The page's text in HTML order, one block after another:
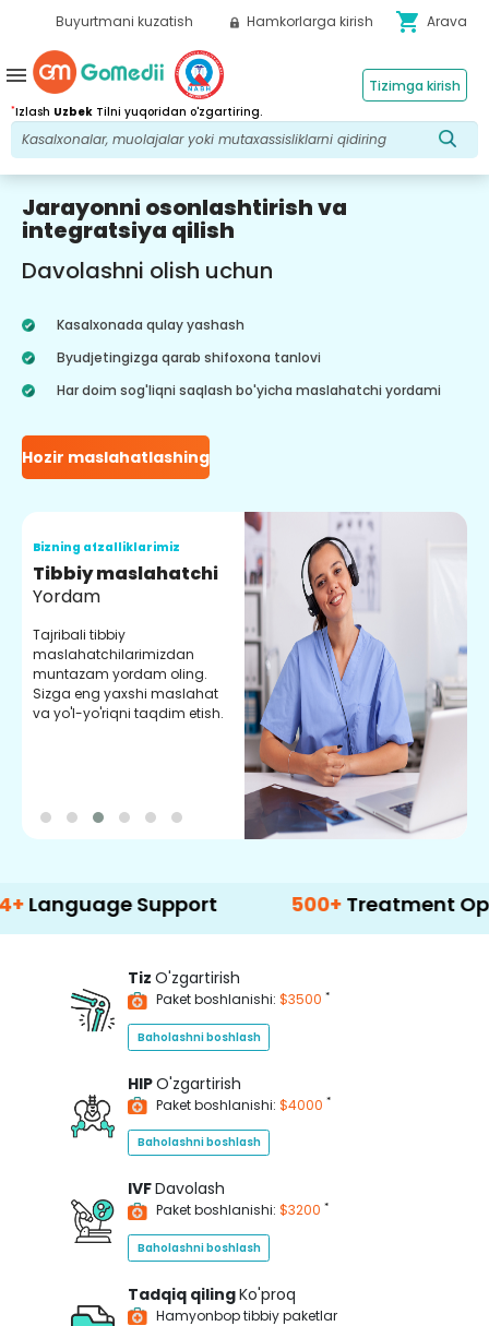
Buyurtmani kuzatish Hamkorlarga kirish shopping_cart Arava
*Izlash Uzbek Tilni yuqoridan o'zgartiring.
Tizimga kirish
menu
Jarayonni osonlashtirish va
integratsiya qilish
Davolashni olish uchun
Kasalxonada qulay yashash
Byudjetingizga qarab shifoxona tanlovi
Har doim sog'liqni saqlash bo'yicha maslahatchi yordami
Hozir maslahatlashing
Bizning afzalliklarimiz
Tibbiy maslahatchi
Yordam
Tajribali tibbiy
maslahatchilarimizdan
muntazam yordam oling.
Sizga eng yaxshi maslahat
va yo'l-yo'riqni taqdim etish.
Support 500+ Treatment Options
Tiz O'zgartirish
Paket boshlanishi: $3500 *
Baholashni boshlash
HIPO'zgartirish
Paket boshlanishi: $4000 *
Baholashni boshlash
IVFDavolash
Paket boshlanishi: $3200 *
Baholashni boshlash
Tadqiq qilingKo'proq
Hamyonbop tibbiy paketlar